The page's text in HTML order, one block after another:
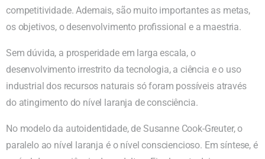
competitividade. Ademais, são muito importantes as metas,
os objetivos, o desenvolvimento profissional e a maestria.
Sem dúvida, a prosperidade em larga escala, o
desenvolvimento irrestrito da tecnologia, a ciência e o uso
industrial dos recursos naturais só foram possíveis através
do atingimento do nível laranja de consciência.
No modelo da autoidentidade, de Susanne Cook-Greuter, o
paralelo ao nível laranja é o nível consciencioso. Em síntese, é